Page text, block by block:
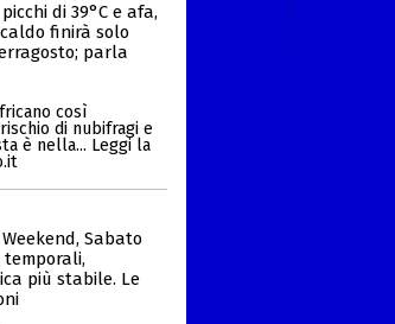
di 39°C e afa,
finirà solo
parla
così
di nubifragi e
è nella... Leggi la
Sabato
temporali,
più stabile. Le